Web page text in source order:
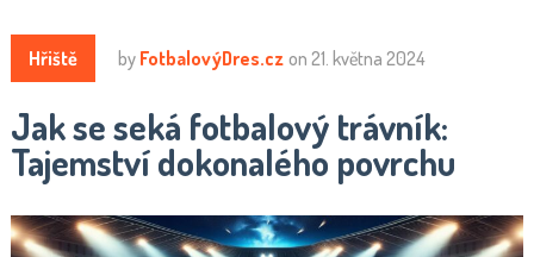
Hřiště by FotbalovýDres.cz on 21. května 2024
Jak se seká fotbalový trávník:
Tajemství dokonalého povrchu